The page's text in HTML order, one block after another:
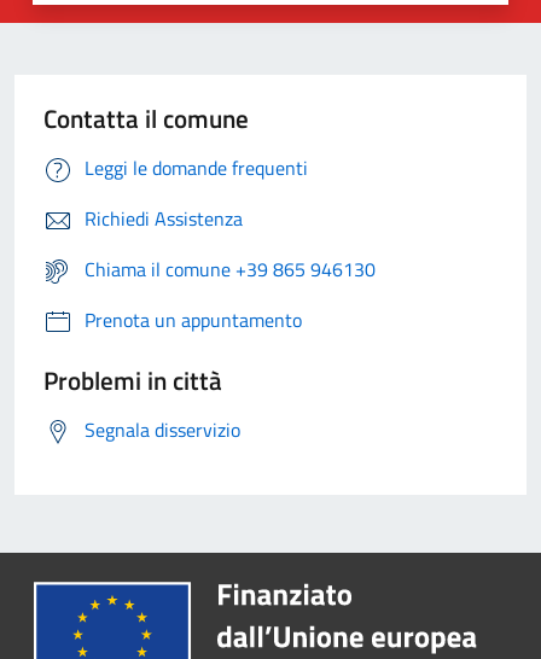
Contatta il comune
Leggi le domande frequenti
Richiedi Assistenza
Chiama il comune +39 865 946130
Prenota un appuntamento
Problemi in città
Segnala disservizio